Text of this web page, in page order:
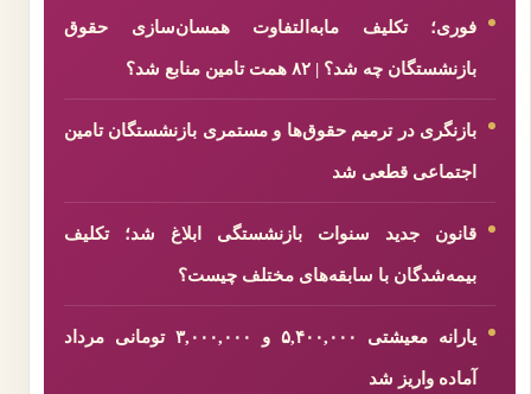
فوری؛ تکلیف مابه‌التفاوت همسان‌سازی حقوق
بازنشستگان چه شد؟ | ۸۲ همت تامین منابع شد؟
بازنگری در ترمیم حقوق‌ها و مستمری بازنشستگان تامین
اجتماعی قطعی شد
قانون جدید سنوات بازنشستگی ابلاغ شد؛ تکلیف
بیمه‌شدگان با سابقه‌های مختلف چیست؟
یارانه معیشتی ۵,۴۰۰,۰۰۰ و ۳,۰۰۰,۰۰۰ تومانی مرداد
آماده واریز شد